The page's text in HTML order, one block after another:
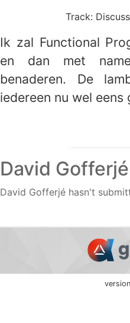
Track:
Ik zal Functional
en dan met
benaderen. De
iedereen nu wel
David Gofferjé
David Gofferjé hasn't